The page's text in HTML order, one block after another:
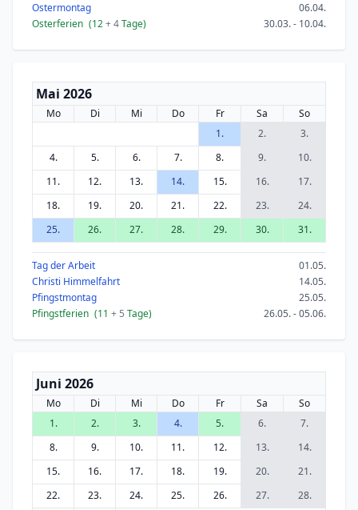
Ostermontag
06.04.
Osterferien (12+ 4Tage) 30.03. - 10.04.
Mai 2026
Mo Di Mi Do Fr Sa
So
1.
2.
3.
4.
5. 6. 7. 8. 9.
10.
11.
12. 13. 14. 15. 16.
17.
18.
19. 20. 21. 22. 23.
24.
25.
26. 27. 28. 29. 30. 31.
Tag der Arbeit
01.05.
Christi Himmelfahrt
14.05.
Pfingstmontag
25.05.
Pfingstferien (11 + 5 Tage) 26.05. - 05.06.
Juni 2026
Mo Di Mi Do Fr Sa
So
1.
2. 3. 4. 5. 6.
7.
8.
9. 10. 11. 12. 13.
14.
15.
16. 17. 18. 19. 20.
21.
22.
23. 24. 25. 26. 27. 28.